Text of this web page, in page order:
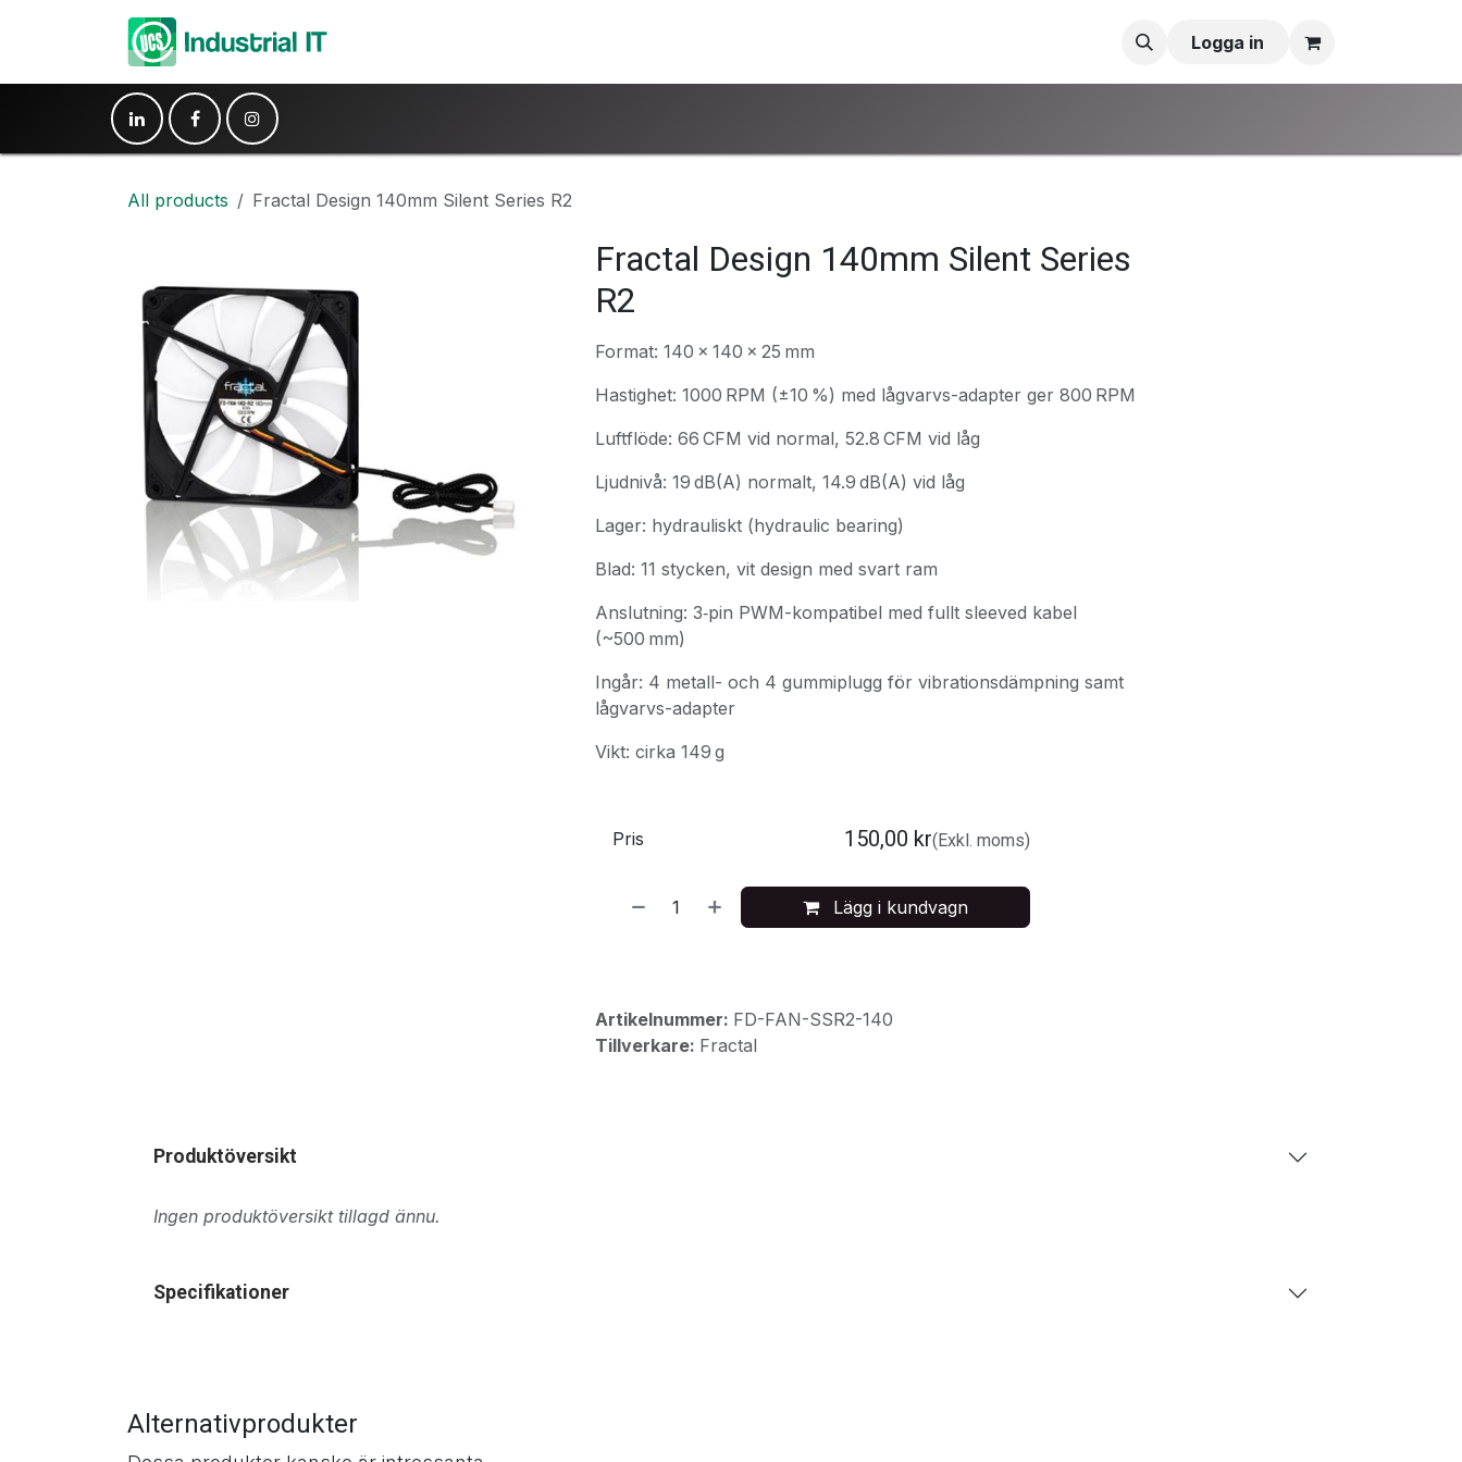
Hoppa till innehåll
Logga in
All products Fractal Design 140mm Silent Series R2
Fractal Design 140mm Silent Series
R2
Format: 140 × 140 × 25 mm
Hastighet: 1000 RPM (±10 %) med lågvarvs-adapter ger 800 RPM
Luftflöde: 66 CFM vid normal, 52.8 CFM vid låg
Ljudnivå: 19 dB(A) normalt, 14.9 dB(A) vid låg
Lager: hydrauliskt (hydraulic bearing)
Blad: 11 stycken, vit design med svart ram
Anslutning: 3‑pin PWM-kompatibel med fullt sleeved kabel
(~500 mm)
Ingår: 4 metall- och 4 gummiplugg för vibrationsdämpning samt
lågvarvs-adapter
Vikt: cirka 149 g
Lägg i kundvagn
Pris 150,00 kr(Exkl. moms)
Artikelnummer: FD-FAN-SSR2-140
Tillverkare: Fractal
Produktöversikt
Ingen produktöversikt tillagd ännu.
Specifikationer
Alternativprodukter